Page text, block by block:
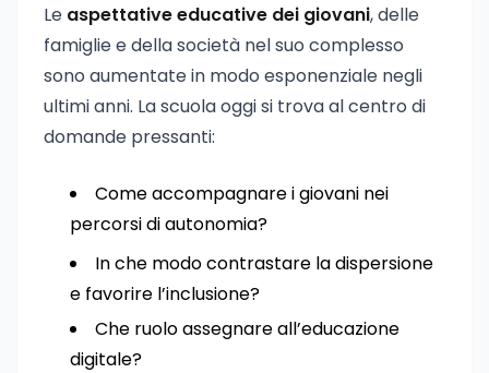
Le aspettative educative dei giovani, delle
famiglie e della società nel suo complesso
sono aumentate in modo esponenziale negli
ultimi anni. La scuola oggi si trova al centro di
domande pressanti:
Come accompagnare i giovani nei
percorsi di autonomia?
In che modo contrastare la dispersione
e favorire l’inclusione?
Che ruolo assegnare all’educazione
digitale?